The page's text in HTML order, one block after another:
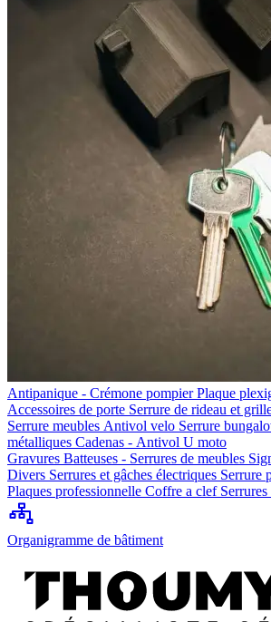
Antipanique - Crémone pompierPlaque
Accessoires de porte Serrure de rideau et
Serrure meubles Antivol velo Serrure
métalliques Cadenas - Antivol U moto
Gravures Batteuses - Serrures de meubles
Divers Serrures et gâches électriques Serrure
Plaques professionnelle Coffre a clef
Organigramme de bâtiment